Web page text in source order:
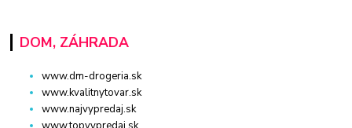
DOM, ZÁHRADA
www.dm-drogeria.sk
www.kvalitnytovar.sk
www.najvypredaj.sk